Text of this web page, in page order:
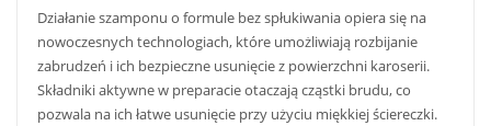
Działanie szamponu o formule bez spłukiwania opiera się na
nowoczesnych technologiach, które umożliwiają rozbijanie
zabrudzeń i ich bezpieczne usunięcie z powierzchni karoserii.
Składniki aktywne w preparacie otaczają cząstki brudu, co
pozwala na ich łatwe usunięcie przy użyciu miękkiej ściereczki.